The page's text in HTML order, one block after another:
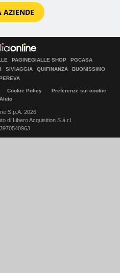
AZIENDE
PAGINEGIALLE SHOP
PGCASA
SIVIAGGIA QUIFINANZA
BUONISSIMO
Cookie Policy
Preferenze sui cookie
Aiuto
S.p.A. 2026
di Libero Acquisition S.á r.l.